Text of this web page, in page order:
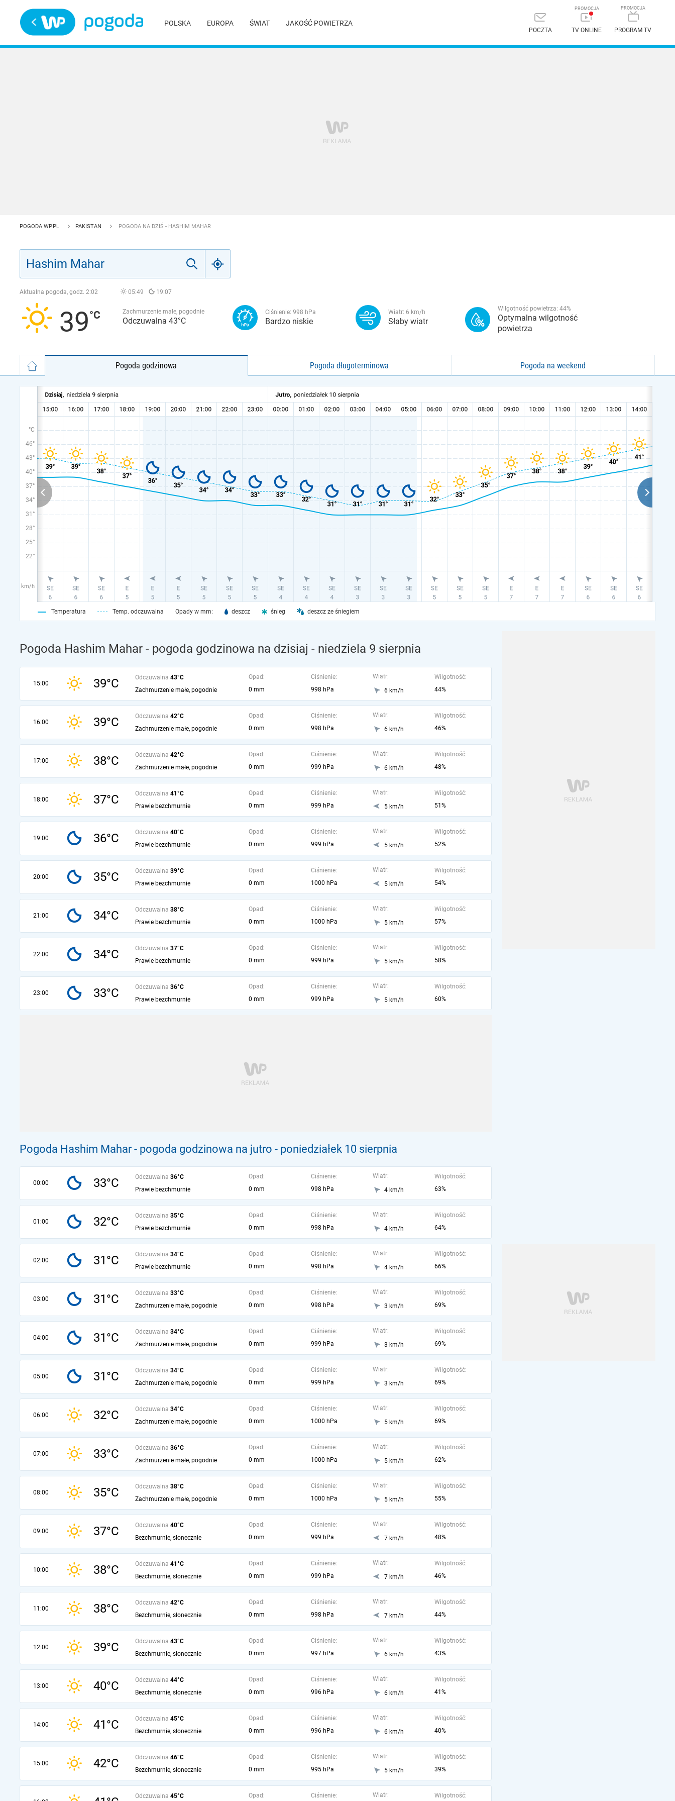
POLSKA EUROPA ŚWIAT JAKOŚĆ POWIETRZA
POCZTA TV ONLINE PROGRAM TV
POGODA WP.PL PAKISTAN POGODA NA DZIŚ - HASHIM MAHAR
Aktualna pogoda, godz. 2:02 05:49 19:07
39 Zachmurzenie małe, pogodnie
Odczuwalna 43°C
Ciśnienie: 998 hPa
Bardzo niskie
Wiatr: 6 km/h
Słaby wiatr
Wilgotność powietrza: 44%
Optymalna wilgotność
powietrza
Pogoda godzinowa Pogoda długoterminowa Pogoda na weekend
°C
46°
43°
40°
37°
34°
31°
28°
25°
22°
km/h
Temperatura Temp. odczuwalna Opady w mm: deszcz śnieg deszcz ze śniegiem
Pogoda Hashim Mahar - pogoda godzinowa na dzisiaj - niedziela 9 sierpnia
15:00 39°C Odczuwalna 43°C
Zachmurzenie małe, pogodnie
Opad:
0 mm
Ciśnienie:
998 hPa
Wiatr:
6 km/h
Wilgotność:
44%
16:00 39°C Odczuwalna 42°C
Zachmurzenie małe, pogodnie
Opad:
0 mm
Ciśnienie:
998 hPa
Wiatr:
6 km/h
Wilgotność:
46%
17:00 38°C Odczuwalna 42°C
Zachmurzenie małe, pogodnie
Opad:
0 mm
Ciśnienie:
999 hPa
Wiatr:
6 km/h
Wilgotność:
48%
18:00 37°C Odczuwalna 41°C
Prawie bezchmurnie
Opad:
0 mm
Ciśnienie:
999 hPa
Wiatr:
5 km/h
Wilgotność:
51%
19:00 36°C Odczuwalna 40°C
Prawie bezchmurnie
Opad:
0 mm
Ciśnienie:
999 hPa
Wiatr:
5 km/h
Wilgotność:
52%
20:00 35°C Odczuwalna 39°C
Prawie bezchmurnie
Opad:
0 mm
Ciśnienie:
1000 hPa
Wiatr:
5 km/h
Wilgotność:
54%
21:00 34°C Odczuwalna 38°C
Prawie bezchmurnie
Opad:
0 mm
Ciśnienie:
1000 hPa
Wiatr:
5 km/h
Wilgotność:
57%
22:00 34°C Odczuwalna 37°C
Prawie bezchmurnie
Opad:
0 mm
Ciśnienie:
999 hPa
Wiatr:
5 km/h
Wilgotność:
58%
23:00 33°C Odczuwalna 36°C
Prawie bezchmurnie
Opad:
0 mm
Ciśnienie:
999 hPa
Wiatr:
5 km/h
Wilgotność:
60%
Pogoda Hashim Mahar - pogoda godzinowa na jutro - poniedziałek 10 sierpnia
00:00 33°C Odczuwalna 36°C
Prawie bezchmurnie
Opad:
0 mm
Ciśnienie:
998 hPa
Wiatr:
4 km/h
Wilgotność:
63%
01:00 32°C Odczuwalna 35°C
Prawie bezchmurnie
Opad:
0 mm
Ciśnienie:
998 hPa
Wiatr:
4 km/h
Wilgotność:
64%
02:00 31°C Odczuwalna 34°C
Prawie bezchmurnie
Opad:
0 mm
Ciśnienie:
998 hPa
Wiatr:
4 km/h
Wilgotność:
66%
03:00 31°C Odczuwalna 33°C
Zachmurzenie małe, pogodnie
Opad:
0 mm
Ciśnienie:
998 hPa
Wiatr:
3 km/h
Wilgotność:
69%
04:00 31°C Odczuwalna 34°C
Zachmurzenie małe, pogodnie
Opad:
0 mm
Ciśnienie:
999 hPa
Wiatr:
3 km/h
Wilgotność:
69%
05:00 31°C Odczuwalna 34°C
Zachmurzenie małe, pogodnie
Opad:
0 mm
Ciśnienie:
999 hPa
Wiatr:
3 km/h
Wilgotność:
69%
06:00 32°C Odczuwalna 34°C
Zachmurzenie małe, pogodnie
Opad:
0 mm
Ciśnienie:
1000 hPa
Wiatr:
5 km/h
Wilgotność:
69%
07:00 33°C Odczuwalna 36°C
Zachmurzenie małe, pogodnie
Opad:
0 mm
Ciśnienie:
1000 hPa
Wiatr:
5 km/h
Wilgotność:
62%
08:00 35°C Odczuwalna 38°C
Zachmurzenie małe, pogodnie
Opad:
0 mm
Ciśnienie:
1000 hPa
Wiatr:
5 km/h
Wilgotność:
55%
09:00 37°C Odczuwalna 40°C
Bezchmurnie, słonecznie
Opad:
0 mm
Ciśnienie:
999 hPa
Wiatr:
7 km/h
Wilgotność:
48%
10:00 38°C Odczuwalna 41°C
Bezchmurnie, słonecznie
Opad:
0 mm
Ciśnienie:
999 hPa
Wiatr:
7 km/h
Wilgotność:
46%
11:00 38°C Odczuwalna 42°C
Bezchmurnie, słonecznie
Opad:
0 mm
Ciśnienie:
998 hPa
Wiatr:
7 km/h
Wilgotność:
44%
12:00 39°C Odczuwalna 43°C
Bezchmurnie, słonecznie
Opad:
0 mm
Ciśnienie:
997 hPa
Wiatr:
6 km/h
Wilgotność:
43%
13:00 40°C Odczuwalna 44°C
Bezchmurnie, słonecznie
Opad:
0 mm
Ciśnienie:
996 hPa
Wiatr:
6 km/h
Wilgotność:
41%
14:00 41°C Odczuwalna 45°C
Bezchmurnie, słonecznie
Opad:
0 mm
Ciśnienie:
996 hPa
Wiatr:
6 km/h
Wilgotność:
40%
15:00 42°C Odczuwalna 46°C
Bezchmurnie, słonecznie
Opad:
0 mm
Ciśnienie:
995 hPa
Wiatr:
5 km/h
Wilgotność:
39%
Odczuwalna 45°C Opad: Ciśnienie: Wiatr: Wilgotność: